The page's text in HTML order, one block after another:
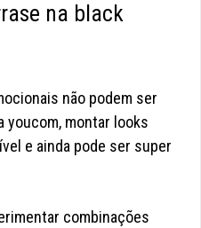
na black
não podem ser
youcom, montar looks
e ainda pode ser super
combinações